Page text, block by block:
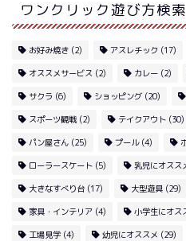
ワンクリック遊び方検索
お好み焼き (2) アスレチック (17)
オススメサービス (2) カレー (2)
サクラ (6) ショッピング (20)
スポーツ観戦(2) テイクアウト (30)
パン屋さん (25) プール(4)
ローラースケート (5) 乳児にオスス
大きなすべり台 (17) 大型遊具 (29)
家具・インテリア (4) 小学生にオス
工場見学 (4) 幼児にオススメ (29)